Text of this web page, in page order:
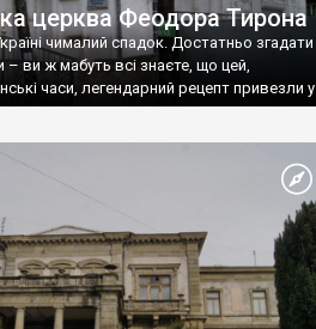
церква Феодора Тирона
чималий спадок. Достатньо згадати
– ви ж мабуть всі знаєте, що цей,
часи, легендарний рецепт привезли у